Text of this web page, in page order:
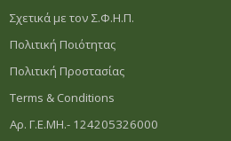
Σχετικά με τον Σ.Φ.Η.Π.
Πολιτική Ποιότητας
Πολιτική Προστασίας
Terms & Conditions
Αρ. Γ.Ε.ΜΗ.- 124205326000